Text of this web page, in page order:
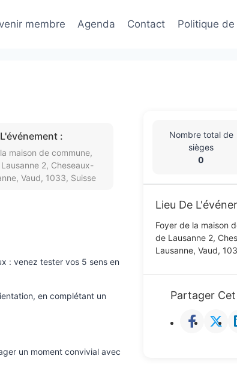
membre Agenda Contact Politique
:
maison de commune,
2, Cheseaux-
Vaud, 1033, Suisse
: venez tester vos 5 sens en
en complétant un
un moment convivial avec
Nombre total de
sièges
0
Lieu De
Foyer de la maison
de Lausanne 2,
Lausanne, Vaud,
Partager